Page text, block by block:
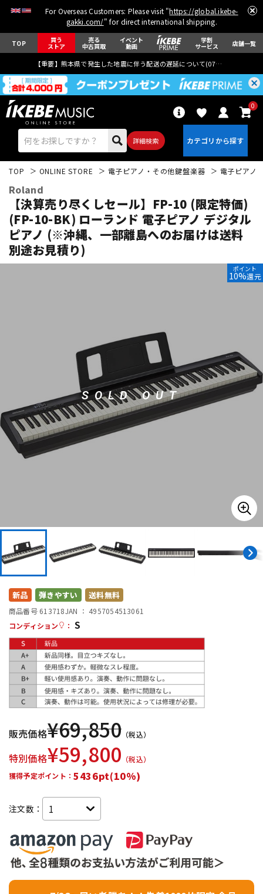
For Overseas Customers: Please visit "https://global.ikebe-
gakki.com/" for direct international shipping.
TOP 買う
ストア
売る
中古買取
イベント
動画
学割
サービス 店舗一覧
【重要】熊本県で発生した地震に伴う配送の遅延について(07月29日
詳細検索
0
エレキギター アコギ/エレアコ
キーボード 電子ピアノ
管楽器 その他楽器
アンプ
中古
TOP ONLINE STORE 電子ピアノ・その他鍵盤楽器 電子ピアノ
Roland
【決算売り尽くしセール】FP-10 (限定特価)
(FP-10-BK) ローランド 電子ピアノ デジタル
ピアノ (※沖縄、一部離島へのお届けは送料
別途お見積り)
SOLD OUT
ポイント
10%還元
新品 弾きやすい 送料無料
商品番号 613718JAN ： 4957054513061
コンディション
： S
販売価格¥69,850 （税込）
特別価格¥59,800 （税込）
獲得予定ポイント： 5436pt(10%)
注文数：